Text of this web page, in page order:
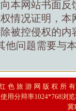
本网站书面反
情况证明，本
被控侵权的内
他问题需要与
色 旅 游 网 版 权 所
用分辩率1024*768浏
冀